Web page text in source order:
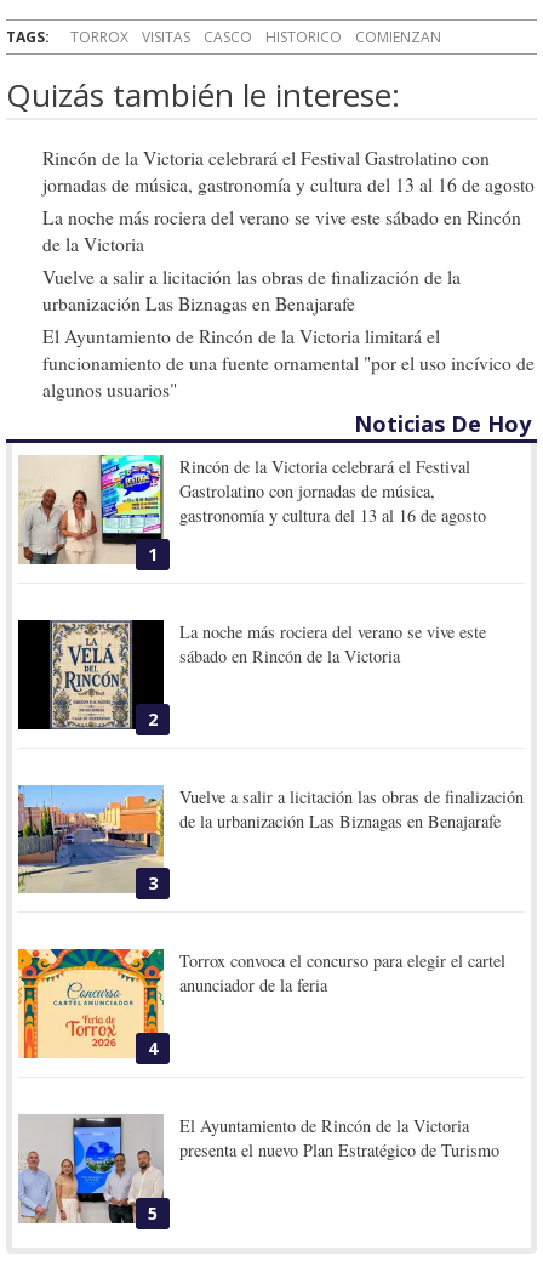
TAGS: TORROX VISITAS CASCO HISTORICO COMIENZAN
Quizás también le interese:
Rincón de la Victoria celebrará el Festival Gastrolatino con
jornadas de música, gastronomía y cultura del 13 al 16 de agosto
La noche más rociera del verano se vive este sábado en Rincón
de la Victoria
Vuelve a salir a licitación las obras de finalización de la
urbanización Las Biznagas en Benajarafe
El Ayuntamiento de Rincón de la Victoria limitará el
funcionamiento de una fuente ornamental "por el uso incívico de
algunos usuarios"
Noticias De Hoy
1
Rincón de la Victoria celebrará el Festival
Gastrolatino con jornadas de música,
gastronomía y cultura del 13 al 16 de agosto
2
La noche más rociera del verano se vive este
sábado en Rincón de la Victoria
3
Vuelve a salir a licitación las obras de finalización
de la urbanización Las Biznagas en Benajarafe
4
Torrox convoca el concurso para elegir el cartel
anunciador de la feria
5
El Ayuntamiento de Rincón de la Victoria
presenta el nuevo Plan Estratégico de Turismo